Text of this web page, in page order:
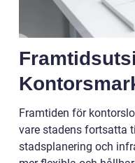
Framtiden för
vare stadens fortsatta
stadsplanering och